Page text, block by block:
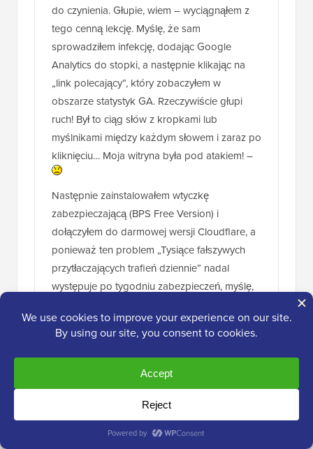
do czynienia. Głupie, wiem – wyciągnąłem z
tego cenną lekcję. Myślę, że sam
sprowadziłem infekcję, dodając Google
Analytics do stopki, a następnie klikając na
„link polecający”, który zobaczyłem w
obszarze statystyk GA. Rzeczywiście głupi
ruch! Był to ciąg słów z kropkami lub
myślnikami między każdym słowem i zaraz po
kliknięciu… Moja witryna była pod atakiem! –
Następnie zainstalowałem wtyczkę
zabezpieczającą (BPS Free Version) i
dołączyłem do darmowej wersji Cloudflare, a
ponieważ ten problem „Tysiące fałszywych
przytłaczających trafień dziennie” nadal
występuje po tygodniu zabezpieczeń, myślę,
w mojej wtyczce do tworzenia stron
partnerskich, ponieważ mam tylko > Woo-
commerce – Limit Login Attempts – Jedną
wtyczkę zabezpieczającą (wersję BPS free) i
pewien, gdzie jeszcze może znajdować się
infekcja – w motywie? Nie ma jej na moim